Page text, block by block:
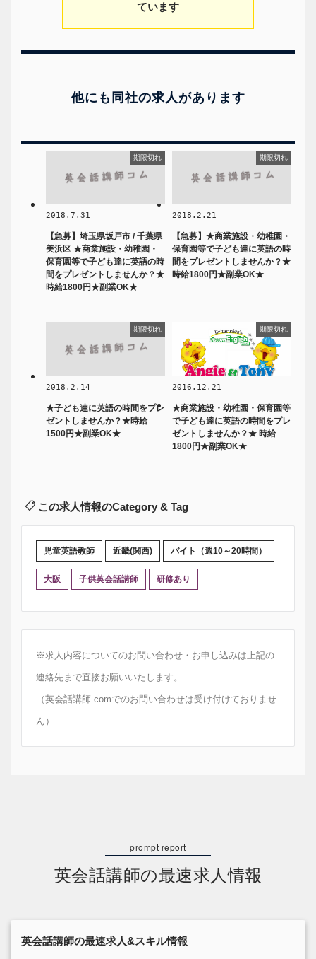
ています
他にも同社の求人があります
期限切れ
2018.7.31
【急募】埼玉県坂戸市 / 千葉県
美浜区 ★商業施設・幼稚園・
保育園等で子ども達に英語の時
間をプレゼントしませんか？★
時給1800円★副業OK★
期限切れ
2018.2.21
【急募】★商業施設・幼稚園・
保育園等で子ども達に英語の時
間をプレゼントしませんか？★
時給1800円★副業OK★
期限切れ
2018.2.14
★子ども達に英語の時間をプレ
ゼントしませんか？★時給
1500円★副業OK★
期限切れ
2016.12.21
★商業施設・幼稚園・保育園等
で子ども達に英語の時間をプレ
ゼントしませんか？★ 時給
1800円★副業OK★
この求人情報のCategory & Tag
児童英語教師 近畿(関西) バイト（週10～20時間）
大阪 子供英会話講師 研修あり
※求人内容についてのお問い合わせ・お申し込みは上記の
連絡先まで直接お願いいたします。
（英会話講師.comでのお問い合わせは受け付けておりませ
ん）
英会話講師の最速求人情報
英会話講師の最速求人&スキル情報